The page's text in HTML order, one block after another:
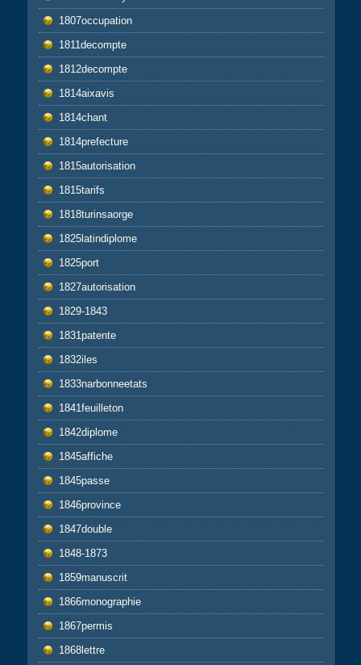
1807occupation
1811decompte
1812decompte
1814aixavis
1814chant
1814prefecture
1815autorisation
1815tarifs
1818turinsaorge
1825latindiplome
1825port
1827autorisation
1829-1843
1831patente
1832iles
1833narbonneetats
1841feuilleton
1842diplome
1845affiche
1845passe
1846province
1847double
1848-1873
1859manuscrit
1866monographie
1867permis
1868lettre